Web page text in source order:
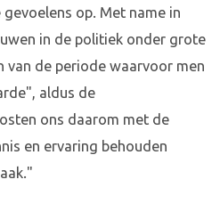
op. Met name in
in de politiek onder grote
van de periode waarvoor men
aldus de
ons daarom met de
en ervaring behouden